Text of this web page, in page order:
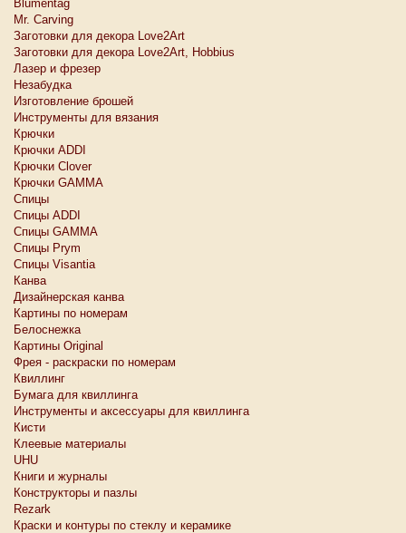
Blumentag
Mr. Carving
Заготовки для декора Love2Art
Заготовки для декора Love2Art, Hobbius
Лазер и фрезер
Незабудка
Изготовление брошей
Инструменты для вязания
Крючки
Крючки ADDI
Крючки Clover
Крючки GAMMA
Спицы
Спицы ADDI
Спицы GAMMA
Спицы Prym
Спицы Visantia
Канва
Дизайнерская канва
Картины по номерам
Белоснежкa
Картины Original
Фрея - раскраски по номерам
Квиллинг
Бумага для квиллинга
Инструменты и аксессуары для квиллинга
Кисти
Клеевые материалы
UHU
Книги и журналы
Конструкторы и пазлы
Rezark
Краски и контуры по стеклу и керамике